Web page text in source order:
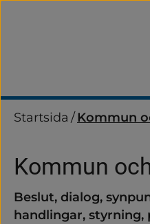
Startsida /Kommun
Kommun
Beslut, dialog,
handlingar, styrning,